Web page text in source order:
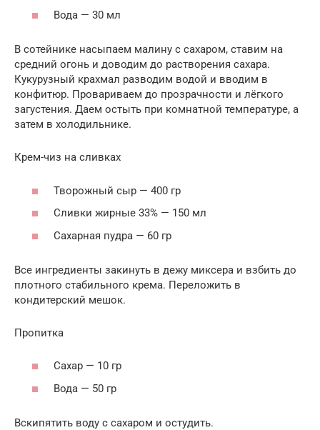
Вода — 30 мл
В сотейнике насыпаем малину с сахаром, ставим на
средний огонь и доводим до растворения сахара.
Кукурузный крахмал разводим водой и вводим в
конфитюр. Провариваем до прозрачности и лёгкого
загустения. Даем остыть при комнатной температуре, а
затем в холодильнике.
Крем-чиз на сливках
Творожный сыр — 400 гр
Сливки жирные 33% — 150 мл
Сахарная пудра — 60 гр
Все ингредиенты закинуть в дежу миксера и взбить до
плотного стабильного крема. Переложить в
кондитерский мешок.
Пропитка
Сахар — 10 гр
Вода — 50 гр
Вскипятить воду c сахаром и остудить.